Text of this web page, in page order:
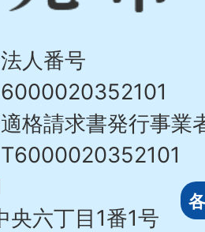
法人番号
6000020352101
適格請求書発行事業
T6000020352101
央六丁目1番1号